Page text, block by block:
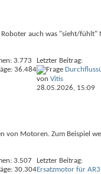
Roboter auch was "sieht/
3.773
36.484
Letzter Beitrag:
von Vitis
28.05.2026, 15:09
von Motoren. Zum Beispiel
3.507
30.304
Letzter Beitrag:
Ersatzmotor für